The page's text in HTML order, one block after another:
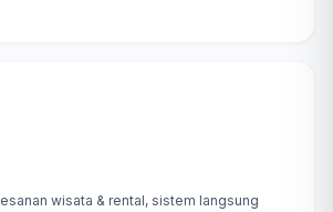
wisata & rental, sistem langsung